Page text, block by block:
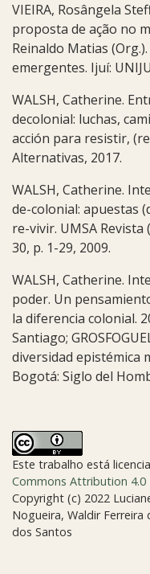
VIEIRA, Rosângela
proposta de ação no
Reinaldo Matias
emergentes. Ijuí:
WALSH, Catherine.
decolonial: luchas,
acción para resistir,
Alternativas, 2017.
WALSH, Catherine.
de-colonial: apuestas
re-vivir. UMSA Revista
30, p. 1-29, 2009.
WALSH, Catherine.
poder. Un
la diferencia colonial.
Santiago;
diversidad epistémica
Bogotá: Siglo del
Este trabalho está
Commons Attribution 4.0
Copyright (c) 2022
Nogueira, Waldir Ferreira
dos Santos